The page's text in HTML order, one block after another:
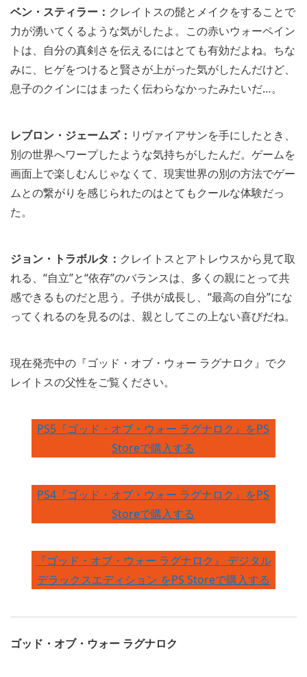
ベン・スティラー： クレイトスの髭とメイクをすることで
力が湧いてくるような気がしたよ。この赤いウォーペイン
トは、自分の真剣さを伝えるにはとても有効だよね。ちな
みに、ヒゲをつけると賢さが上がった気がしたんだけど、
息子のクインにはまったく伝わらなかったみたいだ…。
レブロン・ジェームズ： リヴァイアサンを手にしたとき、
別の世界へワープしたような気持ちがしたんだ。ゲームを
画面上で楽しむんじゃなくて、現実世界の別の方法でゲー
ムとの繋がりを感じられたのはとてもクールな体験だっ
た。
ジョン・トラボルタ： クレイトスとアトレウスから見て取
れる、“自立”と“依存”のバランスは、多くの親にとって共
感できるものだと思う。子供が成長し、“最高の自分”にな
ってくれるのを見るのは、親としてこの上ない喜びだね。
現在発売中の『ゴッド・オブ・ウォー ラグナロク』でク
レイトスの父性をご覧ください。
PS5『ゴッド・オブ・ウォー ラグナロク』をPS
Storeで購入する
PS4『ゴッド・オブ・ウォー ラグナロク』をPS
Storeで購入する
『ゴッド・オブ・ウォー ラグナロク』 デジタル
デラックスエディション をPS Storeで購入する
ゴッド・オブ・ウォー ラグナロク